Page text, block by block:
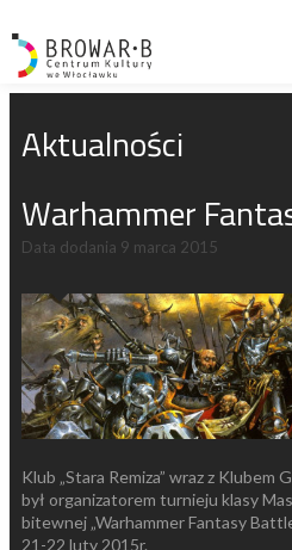
Aktualności
Warhammer
Data dodania 9 marca 2015
Klub „Stara Remiza” wraz z Klubem
był organizatorem turnieju klasy
bitewnej „Warhammer Fantasy
21-22 luty 2015r.